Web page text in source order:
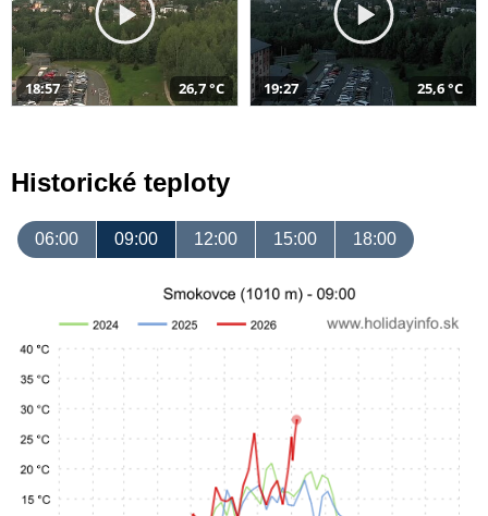
18:57 26,7 °C 19:27 25,6 °C
Historické teploty
06:00 09:00 12:00 15:00 18:00